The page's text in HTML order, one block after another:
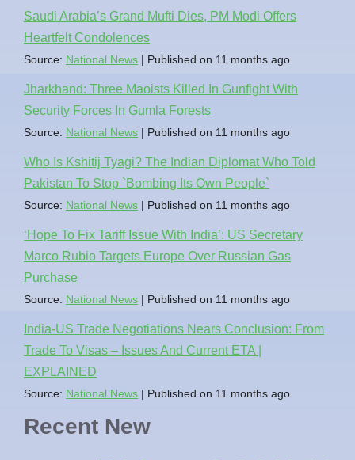
Saudi Arabia’s Grand Mufti Dies, PM Modi Offers
Heartfelt Condolences
Source: National News Published on 11 months ago
Jharkhand: Three Maoists Killed In Gunfight With
Security Forces In Gumla Forests
Source: National News Published on 11 months ago
Who Is Kshitij Tyagi? The Indian Diplomat Who Told
Pakistan To Stop `Bombing Its Own People`
Source: National News Published on 11 months ago
‘Hope To Fix Tariff Issue With India’: US Secretary
Marco Rubio Targets Europe Over Russian Gas
Purchase
Source: National News Published on 11 months ago
India-US Trade Negotiations Nears Conclusion: From
Trade To Visas – Issues And Current ETA |
EXPLAINED
Source: National News Published on 11 months ago
Recent New